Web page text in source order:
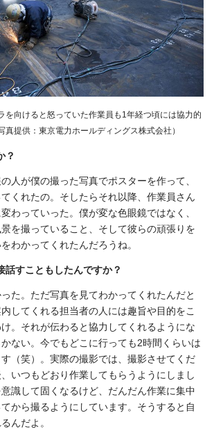
を向けると怒っていた作業員も1年経つ頃には協力的
提供：東京電力ホールディングス株式会社）
？
人が僕の撮った写真でポスターを作って、
くれたの。そしたらそれ以降、作業員さん
わっていった。僕が変な色眼鏡ではなく、
を撮っていること、そして彼らの頑張りを
わかってくれたんだろうね。
すこともしたんですか？
た。ただ写真を見てわかってくれたんだと
してくれる担当者の人には趣旨や目的をこ
。それが伝わると協力してくれるようにな
ない。今でもどこに行っても2時間くらいは
（笑）。実際の撮影では、撮影させてくだ
いつもどおり作業してもらうようにしまし
識して固くなるけど、だんだん作業に集中
から撮るようにしています。そうすると自
んだよ。